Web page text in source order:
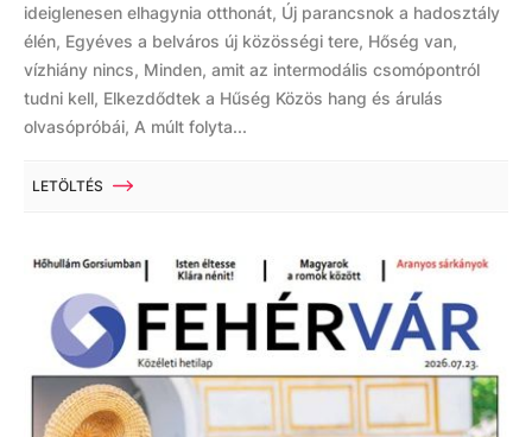
ideiglenesen elhagynia otthonát, Új parancsnok a hadosztály
élén, Egyéves a belváros új közösségi tere, Hőség van,
vízhiány nincs, Minden, amit az intermodális csomópontról
tudni kell, Elkezdődtek a Hűség Közös hang és árulás
olvasópróbái, A múlt folyta...
LETÖLTÉS